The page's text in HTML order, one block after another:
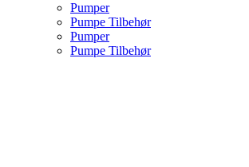
Pumper
Pumpe Tilbehør
Pumper
Pumpe Tilbehør